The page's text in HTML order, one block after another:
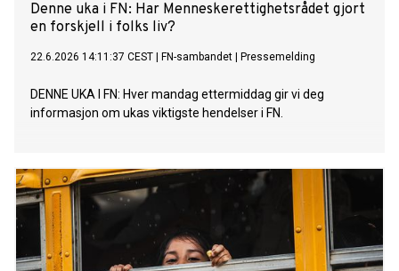
Denne uka i FN: Har Menneskerettighetsrådet gjort
en forskjell i folks liv?
22.6.2026 14:11:37 CEST FN-sambandet Pressemelding
DENNE UKA I FN: Hver mandag ettermiddag gir vi deg
informasjon om ukas viktigste hendelser i FN.